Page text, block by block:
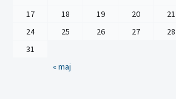
17
18 19 20 21
24
25 26 27 28
31
« maj